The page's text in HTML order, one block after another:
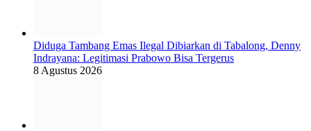
Diduga Tambang Emas Ilegal Dibiarkan di Tabalong, Denny
Indrayana: Legitimasi Prabowo Bisa Tergerus
8 Agustus 2026